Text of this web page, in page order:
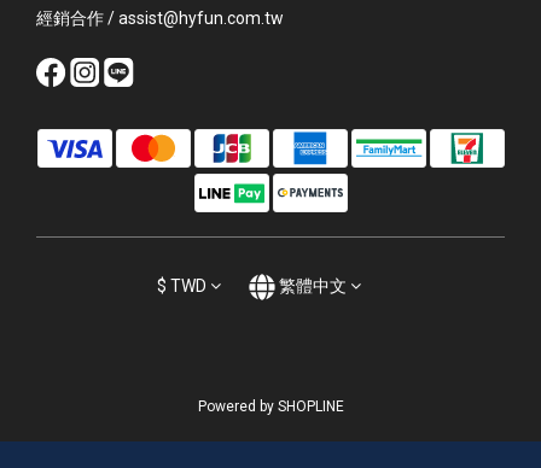
經銷合作 / assist@hyfun.com.tw
$ TWD 繁體中文
Powered by SHOPLINE